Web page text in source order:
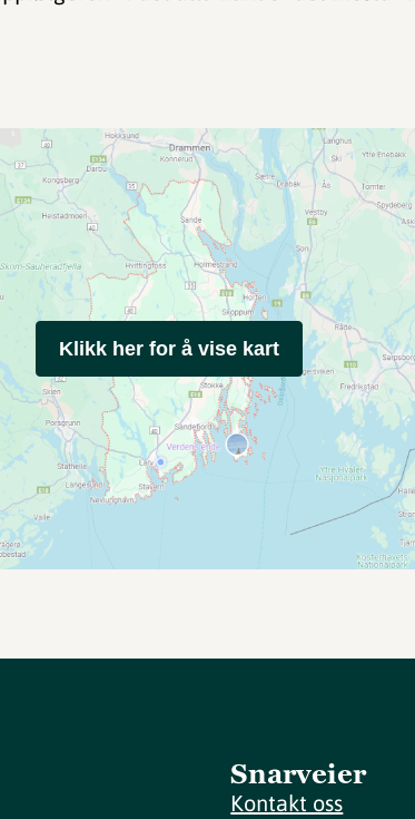
Klikk her for å vise kart
Snarveier
Kontakt oss